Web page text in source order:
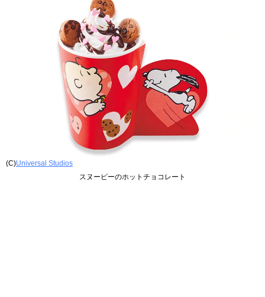
(C)Universal Studios
スヌーピーのホットチョコレート